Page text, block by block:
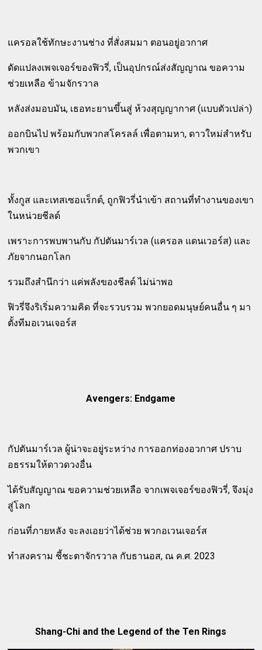
แครอลใช้ทักษะงานช่าง ที่สั่งสมมา ตอนอยู่อวกาศ
ดัดแปลงเพจเจอร์ของฟิวรี่, เป็นอุปกรณ์ส่งสัญญาณ ขอความ
ช่วยเหลือ ข้ามจักรวาล
หลังส่งมอบมัน, เธอทะยานขึ้นสู่ ห้วงสุญญากาศ (แบบตัวเปล่า)
ออกบินไป พร้อมกับพวกสโครลล์ เพื่อตามหา, ดาวใหม่สำหรับ
พวกเขา
ทั้งกูส และเทสเซอแร็กต์, ถูกฟิวรี่นำเข้า สถานที่ทำงานของเขา
ในหน่วยชีลด์
เพราะการพบพานกับ กัปตันมาร์เวล (แครอล แดนเวอร์ส) และ
ภัยจากนอกโลก
รวมถึงสำนึกว่า แค่พลังของชีลด์ ไม่น่าพอ
ฟิวรี่จึงริเริ่มความคิด ที่จะรวบรวม พวกยอดมนุษย์คนอื่น ๆ มา
ตั้งทีมอเวนเจอร์ส
Avengers: Endgame
กัปตันมาร์เวล ผู้น่าจะอยู่ระหว่าง การออกท่องอวกาศ ปราบ
อธรรมให้ดาวดวงอื่น
ได้รับสัญญาณ ขอความช่วยเหลือ จากเพจเจอร์ของฟิวรี่, จึงมุ่ง
สู่โลก
ก่อนที่ภายหลัง จะลงเอยว่าได้ช่วย พวกอเวนเจอร์ส
ทำสงคราม ชี้ชะตาจักรวาล กับธานอส, ณ ค.ศ. 2023
Shang-Chi and the Legend of the Ten Rings